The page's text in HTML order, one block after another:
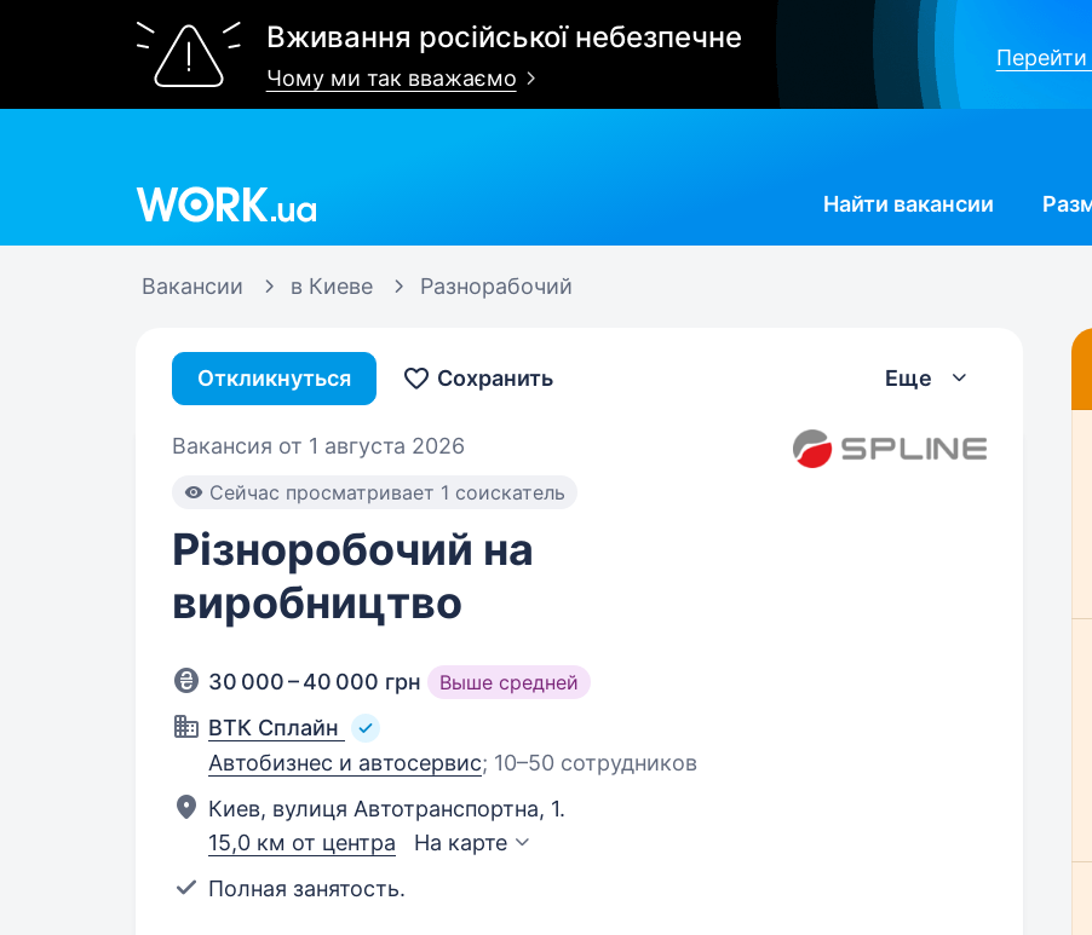
Вживання російської небезпечне
Чому ми так вважаємо
Перейти
Найти вакансии
Вакансии в Киеве Разнорабочий
Откликнуться Сохранить Еще
Вакансия от 1 августа 2026
Cейчас просматривает 1 соискатель
Різноробочий на
виробництво
30 000 – 40 000 грн Выше средней
ВТК Сплайн
Автобизнес и автосервис; 10–50 сотрудников
Киев, вулиця Автотранспортна, 1.
15,0 км от центра
На карте
Полная занятость.